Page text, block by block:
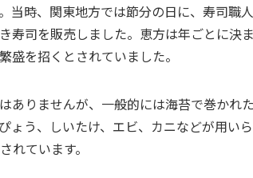
当時、関東地方では節分の日に、寿司職
寿司を販売しました。恵方は年ごとに決
盛を招くとされていました。
ありませんが、一般的には海苔で巻かれ
ょう、しいたけ、エビ、カニなどが用い
れています。